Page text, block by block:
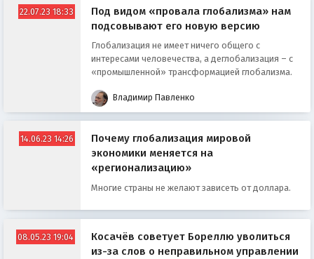
22.07.23 18:33
Под видом «провала глобализма» нам
подсовывают его новую версию
Глобализация не имеет ничего общего с
интересами человечества, а деглобализация – с
«промышленной» трансформацией глобализма.
Владимир Павленко
14.06.23 14:26
Почему глобализация мировой
экономики меняется на
«регионализацию»
Многие страны не желают зависеть от доллара.
08.05.23 19:04
Косачёв советует Бореллю уволиться
из-за слов о неправильном управлении